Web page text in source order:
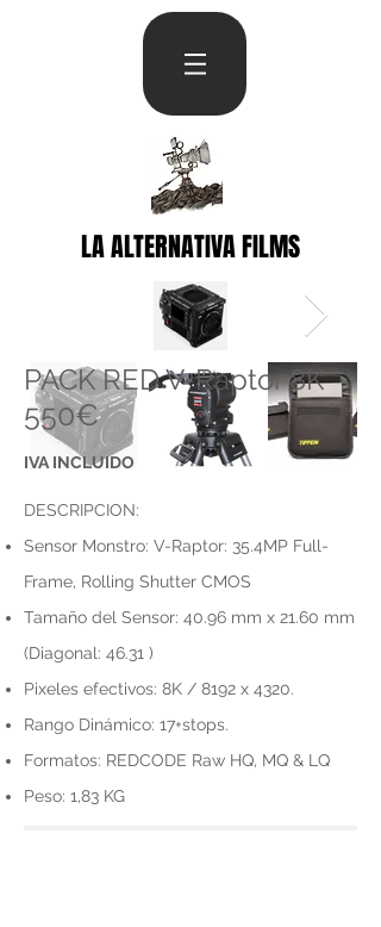
LA ALTERNATIVA FILMS
PACK REDV-Raptor8K
550€
IVA INCLUIDO
DESCRIPCION:
Sensor Monstro: V-Raptor: 35.4MP Full-
Frame, Rolling Shutter CMOS
Tamaño del Sensor: 40.96 mm x 21.60 mm
(Diagonal: 46.31 )
Pixeles efectivos: 8K / 8192 x 4320.
Rango Dinámico: 17+stops.
Formatos: REDCODE Raw HQ, MQ & LQ
Peso: 1,83 KG